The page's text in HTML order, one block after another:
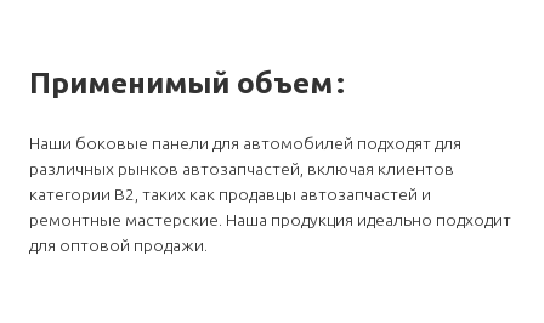
Применимый объем:
Наши боковые панели для автомобилей подходят для
различных рынков автозапчастей, включая клиентов
категории B2, таких как продавцы автозапчастей и
ремонтные мастерские. Наша продукция идеально подходит
для оптовой продажи.